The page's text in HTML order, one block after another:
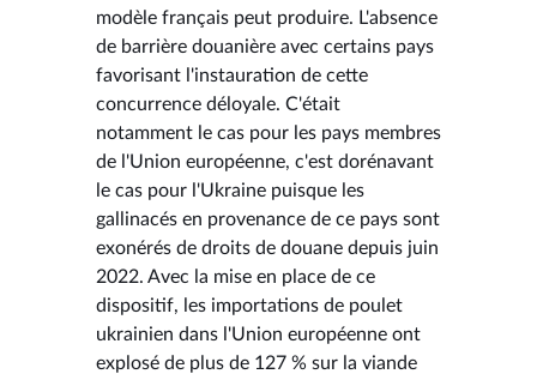
modèle français peut produire. L'absence
de barrière douanière avec certains pays
favorisant l'instauration de cette
concurrence déloyale. C'était
notamment le cas pour les pays membres
de l'Union européenne, c'est dorénavant
le cas pour l'Ukraine puisque les
gallinacés en provenance de ce pays sont
exonérés de droits de douane depuis juin
2022. Avec la mise en place de ce
dispositif, les importations de poulet
ukrainien dans l'Union européenne ont
explosé de plus de 127 % sur la viande